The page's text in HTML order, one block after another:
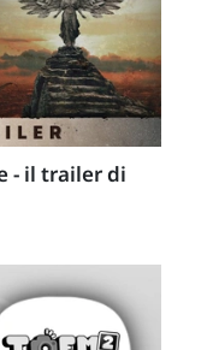
- il trailer di